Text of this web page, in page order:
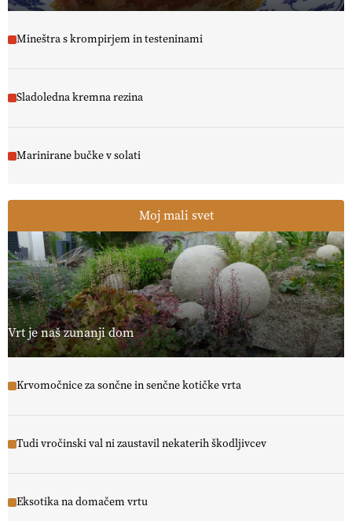
Mineštra s krompirjem in testeninami
Sladoledna kremna rezina
Marinirane bučke v solati
Moj mali svet
Vrt je naš zunanji dom
Krvomočnice za sončne in senčne kotičke vrta
Tudi vročinski val ni zaustavil nekaterih škodljivcev
Eksotika na domačem vrtu